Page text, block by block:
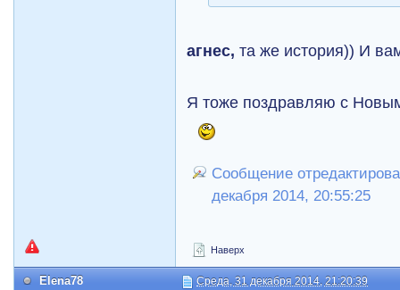
агнес,та же история)) И
Я тоже поздравляю с
Сообщение
декабря 2014, 20:55:25
Наверх
Elena78 Среда, 31 декабря 2014, 21:20:39